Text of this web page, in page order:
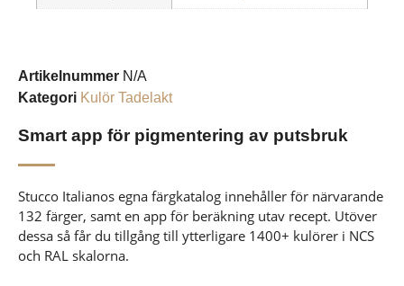
Artikelnummer N/A
Kategori Kulör Tadelakt
Smart app för pigmentering av putsbruk
Stucco Italianos egna färgkatalog innehåller för närvarande
132 färger, samt en app för beräkning utav recept. Utöver
dessa så får du tillgång till ytterligare 1400+ kulörer i NCS
och RAL skalorna.